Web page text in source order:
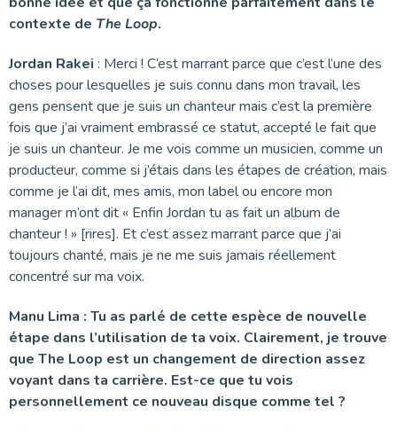
contexte de The Loop.
Jordan Rakei : Merci ! C’est marrant parce que c’est l’une des
choses pour lesquelles je suis connu dans mon travail, les
gens pensent que je suis un chanteur mais c’est la première
fois que j’ai vraiment embrassé ce statut, accepté le fait que
je suis un chanteur. Je me vois comme un musicien, comme un
producteur, comme si j’étais dans les étapes de création, mais
comme je l’ai dit, mes amis, mon label ou encore mon
manager m’ont dit « Enfin Jordan tu as fait un album de
chanteur ! » [rires]. Et c’est assez marrant parce que j’ai
toujours chanté, mais je ne me suis jamais réellement
concentré sur ma voix.
Manu Lima : Tu as parlé de cette espèce de nouvelle
étape dans l’utilisation de ta voix. Clairement, je trouve
que The Loop est un changement de direction assez
voyant dans ta carrière. Est-ce que tu vois
personnellement ce nouveau disque comme tel ?